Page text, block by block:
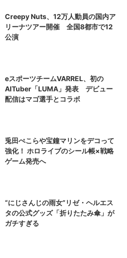
Creepy Nuts、12万人動員の国内ア
リーナツアー開催 全国8都市で12
公演
eスポーツチームVARREL、初の
AITuber「LUMA」発表 デビュー
配信はマゴ選手とコラボ
兎田ぺこらや宝鐘マリンをデコって
強化！ ホロライブのシール帳×戦略
ゲーム発売へ
“にじさんじの雨女”リゼ・ヘルエス
タの公式グッズ「折りたたみ傘」が
ガチすぎる